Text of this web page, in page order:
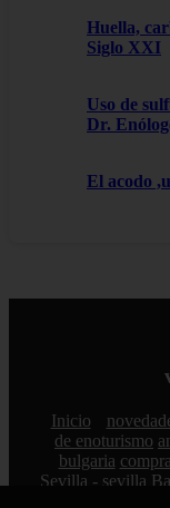
Huella,
Siglo XXI
Uso de
Dr.
El acodo
Inicio
de enoturismo
bulgaria
Sevilla - sevilla